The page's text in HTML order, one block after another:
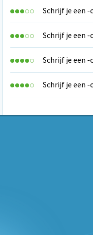
Schrijf je een
Schrijf je een
Schrijf je een
Schrijf je een